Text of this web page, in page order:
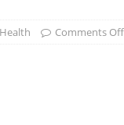
Health Comments Off